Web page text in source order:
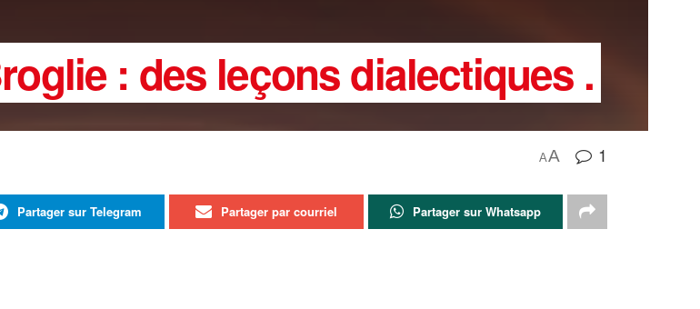
: des leçons dialectiques .
AA 1
Partager sur Telegram Partager par courriel Partager sur Whatsapp